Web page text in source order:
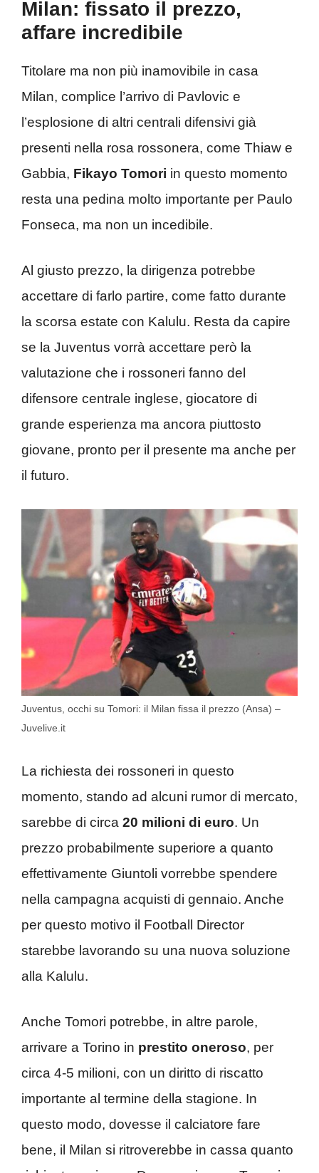
Milan: fissato il prezzo,
affare incredibile
Titolare ma non più inamovibile in casa
Milan, complice l’arrivo di Pavlovic e
l’esplosione di altri centrali difensivi già
presenti nella rosa rossonera, come Thiaw e
Gabbia, Fikayo Tomori in questo momento
resta una pedina molto importante per Paulo
Fonseca, ma non un incedibile.
Al giusto prezzo, la dirigenza potrebbe
accettare di farlo partire, come fatto durante
la scorsa estate con Kalulu. Resta da capire
se la Juventus vorrà accettare però la
valutazione che i rossoneri fanno del
difensore centrale inglese, giocatore di
grande esperienza ma ancora piuttosto
giovane, pronto per il presente ma anche per
il futuro.
Juventus, occhi su Tomori: il Milan fissa il prezzo (Ansa) –
Juvelive.it
La richiesta dei rossoneri in questo
momento, stando ad alcuni rumor di mercato,
sarebbe di circa 20 milioni di euro. Un
prezzo probabilmente superiore a quanto
effettivamente Giuntoli vorrebbe spendere
nella campagna acquisti di gennaio. Anche
per questo motivo il Football Director
starebbe lavorando su una nuova soluzione
alla Kalulu.
Anche Tomori potrebbe, in altre parole,
arrivare a Torino in prestito oneroso, per
circa 4-5 milioni, con un diritto di riscatto
importante al termine della stagione. In
questo modo, dovesse il calciatore fare
bene, il Milan si ritroverebbe in cassa quanto